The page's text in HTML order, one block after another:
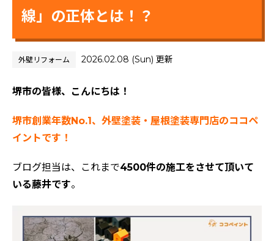
線」の正体とは！？
外壁リフォーム 2026.02.08 (Sun) 更新
堺市の皆様、こんにちは！
堺市創業年数No.1、外壁塗装・屋根塗装専門店のココペ
イントです！
ブログ担当は、これまで4500件の施工をさせて頂いて
いる藤井です。